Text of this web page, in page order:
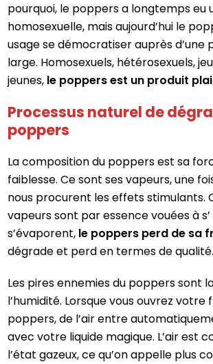
pourquoi, le poppers a longtemps eu
homosexuelle, mais aujourd’hui le
usage se démocratiser auprès d’une
large. Homosexuels, hétérosexuels,
jeunes, le poppers est un produit
Processus naturel de
poppers
La composition du poppers est sa
faiblesse. Ce sont ses vapeurs, une
nous procurent les effets stimulants.
vapeurs sont par essence vouées à
s’évaporent, le poppers perd de sa
dégrade et perd en termes de qualité.
Les pires ennemies du poppers sont
l’humidité. Lorsque vous ouvrez votre
poppers, de l’air entre
avec votre liquide magique. L’air est
l’état gazeux, ce qu’on appelle plus